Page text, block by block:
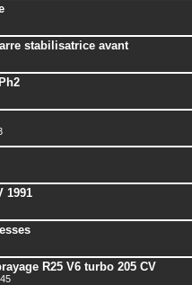
stabilisatrice avant
1991
R25 V6 turbo 205 CV